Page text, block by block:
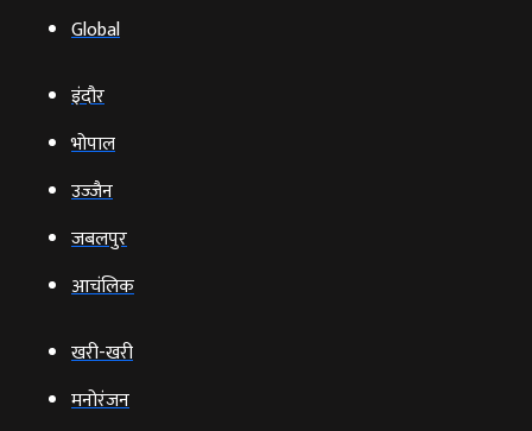
Global
इंदौर
भोपाल
उज्‍जैन
जबलपुर
आचंलिक
खरी-खरी
मनोरंजन